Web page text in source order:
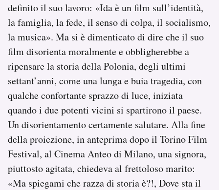
definito il suo lavoro: «Ida è un film sull’identità,
la famiglia, la fede, il senso di colpa, il socialismo,
la musica». Ma si è dimenticato di dire che il suo
film disorienta moralmente e obbligherebbe a
ripensare la storia della Polonia, degli ultimi
settant’anni, come una lunga e buia tragedia, con
qualche confortante sprazzo di luce, iniziata
quando i due potenti vicini si spartirono il paese.
Un disorientamento certamente salutare. Alla fine
della proiezione, in anteprima dopo il Torino Film
Festival, al Cinema Anteo di Milano, una signora,
piuttosto agitata, chiedeva al frettoloso marito:
«Ma spiegami che razza di storia è?!, Dove sta il